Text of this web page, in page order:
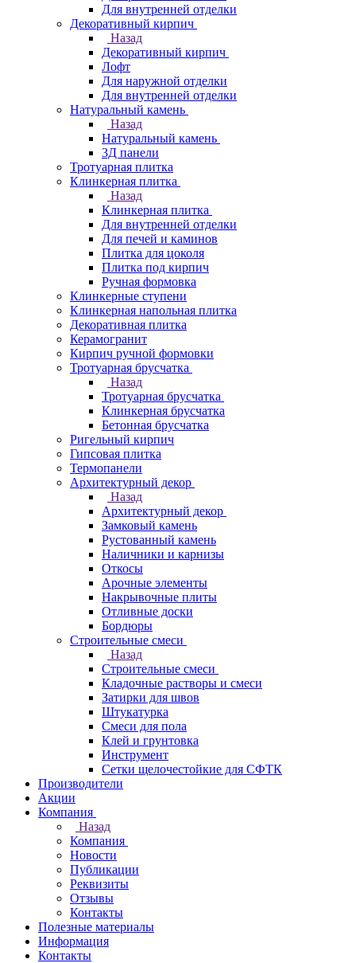
Для внутренней отделки
Декоративный кирпич
Назад
Декоративный кирпич
Лофт
Для наружной отделки
Для внутренней отделки
Натуральный камень
Назад
Натуральный камень
3Д панели
Тротуарная плитка
Клинкерная плитка
Назад
Клинкерная плитка
Для внутренней отделки
Для печей и каминов
Плитка для цоколя
Плитка под кирпич
Ручная формовка
Клинкерные ступени
Клинкерная напольная плитка
Декоративная плитка
Керамогранит
Кирпич ручной формовки
Тротуарная брусчатка
Назад
Тротуарная брусчатка
Клинкерная брусчатка
Бетонная брусчатка
Ригельный кирпич
Гипсовая плитка
Термопанели
Архитектурный декор
Назад
Архитектурный декор
Замковый камень
Рустованный камень
Наличники и карнизы
Откосы
Арочные элементы
Накрывочные плиты
Отливные доски
Бордюры
Строительные смеси
Назад
Строительные смеси
Кладочные растворы и смеси
Затирки для швов
Штукатурка
Смеси для пола
Клей и грунтовка
Инструмент
Сетки щелочестойкие для СФТК
Производители
Акции
Компания
Назад
Компания
Новости
Публикации
Реквизиты
Отзывы
Контакты
Полезные материалы
Информация
Контакты